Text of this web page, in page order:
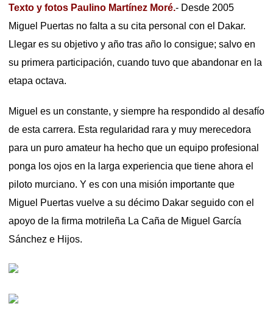
Texto y fotos Paulino Martínez Moré.- Desde 2005
Miguel Puertas no falta a su cita personal con el Dakar.
Llegar es su objetivo y año tras año lo consigue; salvo en
su primera participación, cuando tuvo que abandonar en la
etapa octava.
Miguel es un constante, y siempre ha respondido al desafío
de esta carrera. Esta regularidad rara y muy merecedora
para un puro amateur ha hecho que un equipo profesional
ponga los ojos en la larga experiencia que tiene ahora el
piloto murciano. Y es con una misión importante que
Miguel Puertas vuelve a su décimo Dakar seguido con el
apoyo de la firma motrileña La Caña de Miguel García
Sánchez e Hijos.